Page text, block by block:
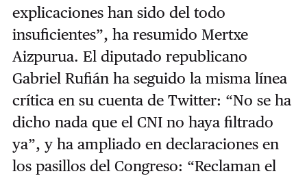
explicaciones han sido del todo
insuficientes”, ha resumido Mertxe
Aizpurua. El diputado republicano
Gabriel Rufián ha seguido la misma línea
crítica en su cuenta de Twitter: “No se ha
dicho nada que el CNI no haya filtrado
ya”, y ha ampliado en declaraciones en
los pasillos del Congreso: “Reclaman el